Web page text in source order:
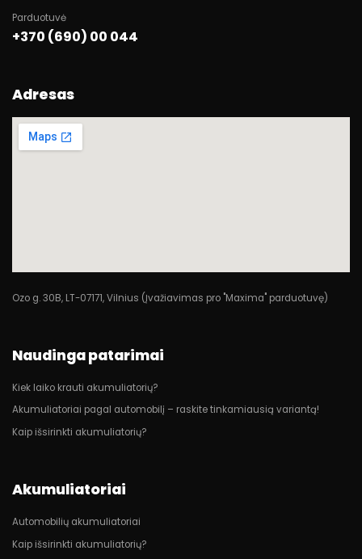
Parduotuvė
+370 (690) 00 044
Adresas
Ozo g. 30B, LT-07171, Vilnius (Įvažiavimas pro "Maxima" parduotuvę)
Naudinga patarimai
Kiek laiko krauti akumuliatorių?
Akumuliatoriai pagal automobilį – raskite tinkamiausią variantą!
Kaip išsirinkti akumuliatorių?
Akumuliatoriai
Automobilių akumuliatoriai
Kaip išsirinkti akumuliatorių?